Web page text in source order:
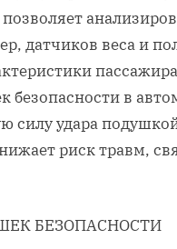
датчиков веса и
безопасности в
силу удара
риск травм,
БЕЗОПАСНОСТИ